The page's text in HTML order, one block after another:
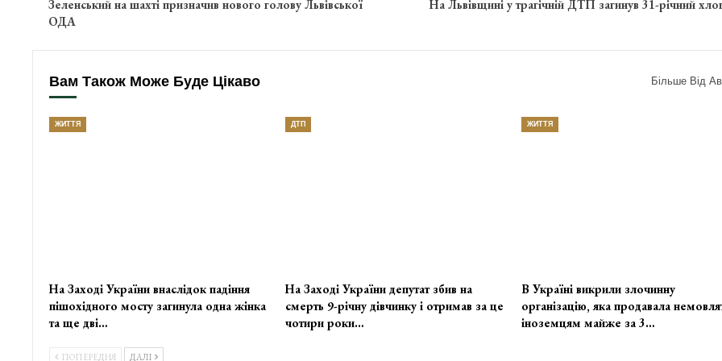
Зеленський на шахті призначив нового голову Львівської
ОДА
На Львівщині у трагічній ДТП загинув 31-річний
Вам Також Може Буде Цікаво Більше Від
ЖИТТЯ
На Заході України внаслідок падіння
пішохідного мосту загинула одна жінка
та ще дві…
ДТП
На Заході України депутат збив на
смерть 9-річну дівчинку і отримав за це
чотири роки…
ЖИТТЯ
В Україні викрили злочинну
організацію, яка продавала
іноземцям майже за 3…
ПОПЕРЕДНЯ ДАЛІ